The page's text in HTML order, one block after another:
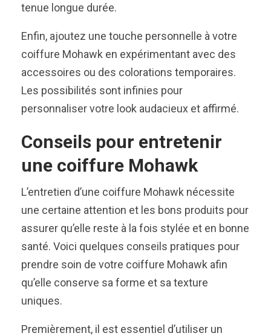
tenue longue durée.
Enfin, ajoutez une touche personnelle à votre
coiffure Mohawk en expérimentant avec des
accessoires ou des colorations temporaires.
Les possibilités sont infinies pour
personnaliser votre look audacieux et affirmé.
Conseils pour entretenir
une coiffure Mohawk
L’entretien d’une coiffure Mohawk nécessite
une certaine attention et les bons produits pour
assurer qu’elle reste à la fois stylée et en bonne
santé. Voici quelques conseils pratiques pour
prendre soin de votre coiffure Mohawk afin
qu’elle conserve sa forme et sa texture
uniques.
Premièrement, il est essentiel d’utiliser un